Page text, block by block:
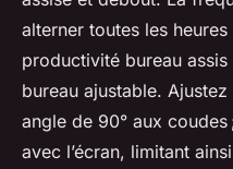
alterner toutes les
productivité bureau
bureau ajustable.
angle de 90° aux
avec l’écran, limitant